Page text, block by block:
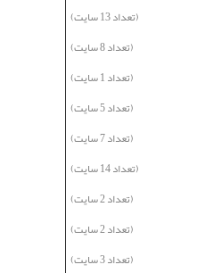
(تعداد 13 سایت)
(تعداد 8 سایت)
(تعداد 1 سایت)
(تعداد 5 سایت)
(تعداد 7 سایت)
(تعداد 14 سایت)
(تعداد 2 سایت)
(تعداد 2 سایت)
(تعداد 3 سایت)